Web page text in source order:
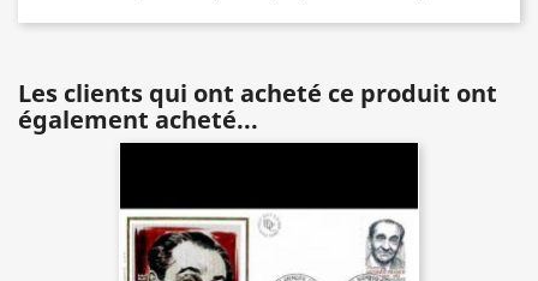
Les clients qui ont acheté ce produit ont
également acheté...